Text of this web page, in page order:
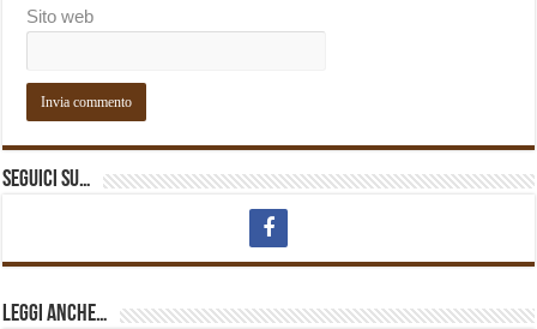
Sito web
Seguici su…
Leggi anche…